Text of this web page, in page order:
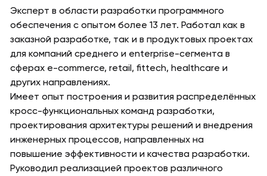
Эксперт в области разработки программного
обеспечения с опытом более 13 лет. Работал как в
заказной разработке, так и в продуктовых проектах
для компаний среднего и enterprise-сегмента в
сферах e-commerce, retail, fittech, healthcare и
других направлениях.
Имеет опыт построения и развития распределённых
кросс-функциональных команд разработки,
проектирования архитектуры решений и внедрения
инженерных процессов, направленных на
повышение эффективности и качества разработки.
Руководил реализацией проектов различного